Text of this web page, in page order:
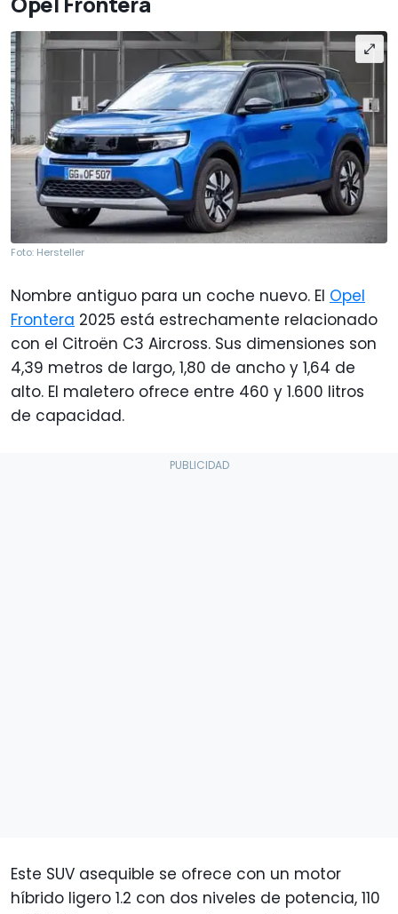
Foto: Hersteller
Nombre antiguo para un coche nuevo. El Opel
Frontera 2025 está estrechamente relacionado
con el Citroën C3 Aircross. Sus dimensiones son
4,39 metros de largo, 1,80 de ancho y 1,64 de
alto. El maletero ofrece entre 460 y 1.600 litros
de capacidad.
Este SUV asequible se ofrece con un motor
híbrido ligero 1.2 con dos niveles de potencia, 110